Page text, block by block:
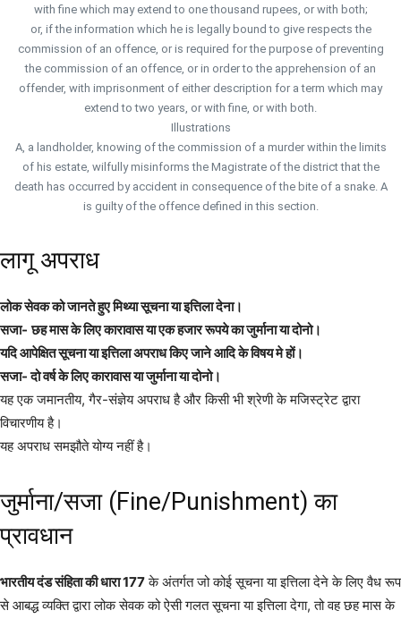
with fine which may extend to one thousand rupees, or with both;
or, if the information which he is legally bound to give respects the
commission of an offence, or is required for the purpose of preventing
the commission of an offence, or in order to the apprehension of an
offender, with imprisonment of either description for a term which may
extend to two years, or with fine, or with both.
Illustrations
A, a landholder, knowing of the commission of a murder within the limits
of his estate, wilfully misinforms the Magistrate of the district that the
death has occurred by accident in consequence of the bite of a snake. A
is guilty of the offence defined in this section.
लागू अपराध
लोक सेवक को जानते हुए मिथ्या सूचना या इत्तिला देना।
सजा- छह मास के लिए कारावास या एक हजार रूपये का जुर्माना या दोनो।
यदि आपेक्षित सूचना या इत्तिला अपराध किए जाने आदि के विषय मे हों।
सजा- दो वर्ष के लिए कारावास या जुर्माना या दोनो।
यह एक जमानतीय, गैर-संज्ञेय अपराध है और किसी भी श्रेणी के मजिस्ट्रेट द्वारा
विचारणीय है।
यह अपराध समझौते योग्य नहीं है।
जुर्माना/सजा (Fine/Punishment) का
प्रावधान
भारतीय दंड संहिता की धारा 177के अंतर्गत जो कोई सूचना या इत्तिला देने के लिए वैध रूप
से आबद्ध व्यक्ति द्वारा लोक सेवक को ऐसी गलत सूचना या इत्तिला देगा, तो वह छह मास के